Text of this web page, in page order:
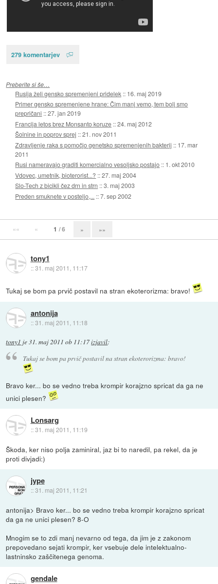
279 komentarjev
Preberite si še…
Rusija želi gensko spremenjeni pridelek :: 16. maj 2019
Primer gensko spremenjene hrane: Čim manj vemo, tem bolj smo
prepričani ::27. jan 2019
Francija letos brez Monsanto koruze ::24. maj 2012
Šolnine in poprov sprej ::21. nov 2011
Zdravljenje raka s pomočjo genetsko spremenjenih bakterij :: 17. mar
2011
Rusi nameravajo graditi komercialno vesoljsko postajo :: 1. okt 2010
Vdovec, umetnik, bioterorist...? ::27. maj 2004
Slo-Tech z bicikli čez drn in strn ::3. maj 2003
Preden smuknete v posteljo,... ::7. sep 2002
«« « 1 / 6 » »»
tony1
::31. maj 2011, 11:17
Tukaj se bom pa prvič postavil na stran ekoterorizma: bravo!
antonija
::31. maj 2011, 11:18
tony1 je31. maj 2011 ob 11:17izjavil:
Tukaj se bom pa prvič postavil na stran ekoterorizma: bravo!
Bravo ker... bo se vedno treba krompir korajzno spricat da ga ne
unici plesen?
Lonsarg
::31. maj 2011, 11:19
Škoda, ker niso polja zaminiral, jaz bi to naredil, pa rekel, da je
proti divjadi:)
jype
::31. maj 2011, 11:21
antonija> Bravo ker... bo se vedno treba krompir korajzno spricat
da ga ne unici plesen? 8-O
Mnogim se to zdi manj nevarno od tega, da jim je z zakonom
prepovedano sejati krompir, ker vsebuje dele intelektualno-
lastninsko zaščitenega genoma.
gendale